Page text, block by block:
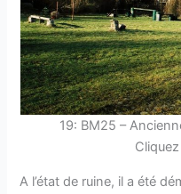
19: BM25 –
A l’état de ruine, il a été